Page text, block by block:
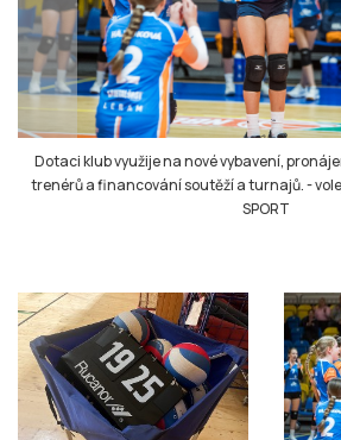
Dotaci klub využije na nové vybavení,
trenérů a financování soutěží a turnajů.-
SPORT